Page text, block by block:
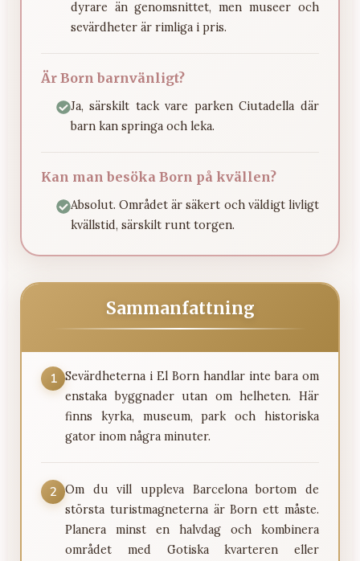
dyrare än genomsnittet, men museer och
sevärdheter är rimliga i pris.
Är Born barnvänligt?
Ja, särskilt tack vare parken Ciutadella där
barn kan springa och leka.
Kan man besöka Born på kvällen?
Absolut. Området är säkert och väldigt livligt
kvällstid, särskilt runt torgen.
Sammanfattning
1 Sevärdheterna i El Born handlar inte bara om
enstaka byggnader utan om helheten. Här
finns kyrka, museum, park och historiska
gator inom några minuter.
2
Om du vill uppleva Barcelona bortom de
största turistmagneterna är Born ett måste.
Planera minst en halvdag och kombinera
området med Gotiska kvarteren eller